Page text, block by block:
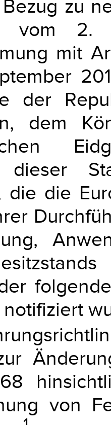
zu
vom
mit
der
dem
dieser
die die
68
von